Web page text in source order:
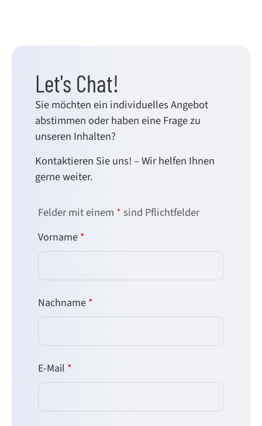
Let's Chat!
Sie möchten ein individuelles Angebot
abstimmen oder haben eine Frage zu
unseren Inhalten?
Kontaktieren Sie uns! – Wir helfen Ihnen
gerne weiter.
Felder mit einem *sind Pflichtfelder
Vorname *
Nachname *
E-Mail *